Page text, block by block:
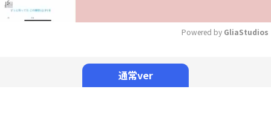
Powered by GliaStudios
通常ver